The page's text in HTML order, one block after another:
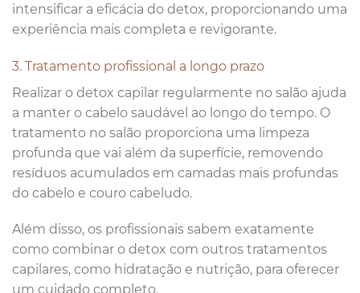
intensificar a eficácia do detox, proporcionando uma
experiência mais completa e revigorante.
3. Tratamento profissional a longo prazo
Realizar o detox capilar regularmente no salão ajuda
a manter o cabelo saudável ao longo do tempo. O
tratamento no salão proporciona uma limpeza
profunda que vai além da superfície, removendo
resíduos acumulados em camadas mais profundas
do cabelo e couro cabeludo.
Além disso, os profissionais sabem exatamente
como combinar o detox com outros tratamentos
capilares, como hidratação e nutrição, para oferecer
um cuidado completo.